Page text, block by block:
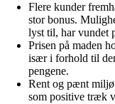
Flere kunder
stor bonus.
lyst til, har vundet
Prisen på maden
især i forhold til
pengene.
Rent og pænt
som positive træk